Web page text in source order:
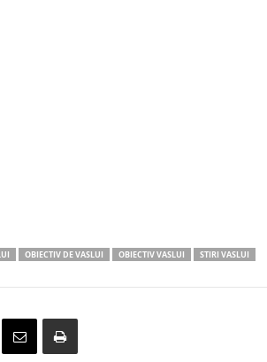
OBIECTIV DE VASLUI OBIECTIV VASLUI
STIRI VASLUI